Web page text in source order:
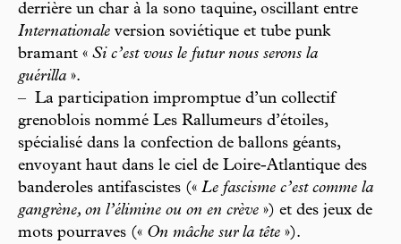
derrière un char à la sono taquine, oscillant entre
Internationale version soviétique et tube punk
bramant « Si c’est vous le futur nous serons la
guérilla ».
– La participation impromptue d’un collectif
grenoblois nommé Les Rallumeurs d’étoiles,
spécialisé dans la confection de ballons géants,
envoyant haut dans le ciel de Loire-Atlantique des
banderoles antifascistes (« Le fascisme c’est comme la
gangrène, on l’élimine ou on en crève ») et des jeux de
mots pourraves (« On mâche sur la tête »).